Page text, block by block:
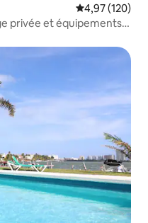
Évaluation
4,97 (120)
privée et équipements